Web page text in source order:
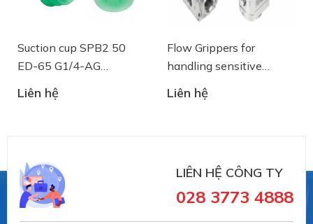
Suction cup SPB2 50
ED-65 G1/4-AG
- 10.01.06.03461 - Núm
hút chân không Schmalz
Liên hệ
Flow Grippers for
handling sensitive
components
Liên hệ
LIÊN HỆ CÔNG TY
028 3773 4888